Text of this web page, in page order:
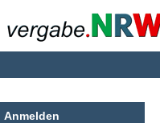
Anmelden